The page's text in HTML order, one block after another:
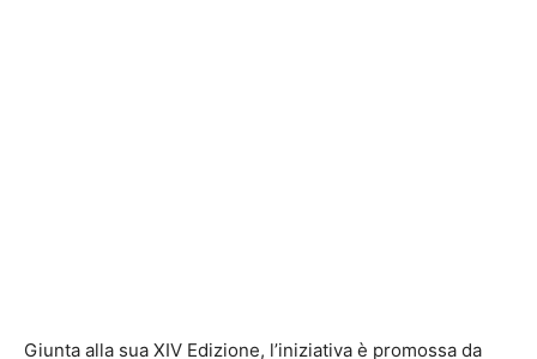
Giunta alla sua XIV Edizione, l’iniziativa è promossa da